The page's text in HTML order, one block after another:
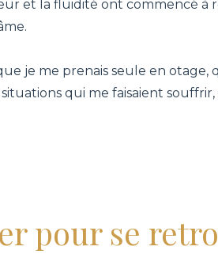
et la fluidité ont commencé
je me prenais seule en otage,
qui me faisaient
pour se